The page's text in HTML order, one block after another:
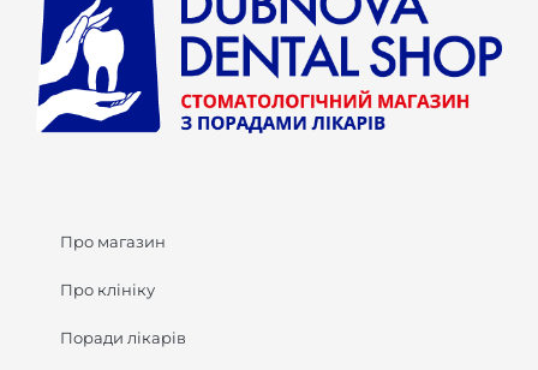
Про магазин
Про клініку
Поради лікарів